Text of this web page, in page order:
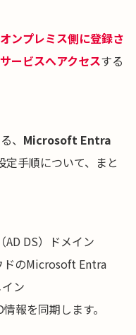
オンプレミス側に登録さ
ービスへアクセスする
、 Microsoft Entra
定手順について、まと
DS）ドメイン
ドのMicrosoft Entra
ン
報を同期します。